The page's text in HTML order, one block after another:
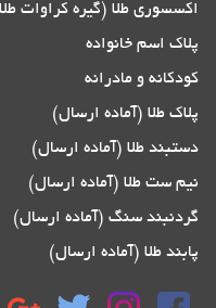
اکسسوری طلا (گیره کراوات
پلاک اسم خانواده
کودکانه و مادرانه
پلاک طلا (آماده ارسال)
دستبند طلا (آماده ارسال)
نیم ست طلا (آماده ارسال)
گردنبند سنگ (آماده ارسال)
پابند طلا (آماده ارسال)